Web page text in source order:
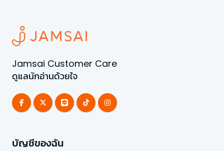
Jamsai Customer Care
ดูแลนักอ่านด้วยใจ
บัญชีของฉัน